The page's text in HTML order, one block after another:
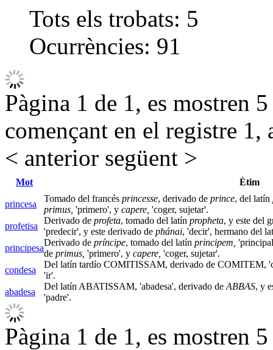
Tots els trobats: 5
Ocurrències: 91
Pàgina 1 de 1, es mostren
començant en el registre 1,
< anterior següent >
Mot Ètim
princesa
Tomado del francés princesse, derivado de prince, del latín
primus, 'primero', y capere, 'coger, sujetar'.
profetisa
Derivado de profeta, tomado del latín propheta, y este del
'predecir', y este derivado de phánai, 'decir', hermano del
principesa
Derivado de príncipe, tomado del latín principem,
de primus, 'primero', y capere, 'coger, sujetar'.
condesa
Del latín tardío COMITISSAM, derivado de COMITEM,
'ir'.
abadesa
Del latín ABATISSAM, 'abadesa', derivado de ABBAS, y
'padre'.
Pàgina 1 de 1, es mostren